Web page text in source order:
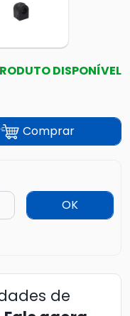
DISPONÍVEL
Comprar
OK
de